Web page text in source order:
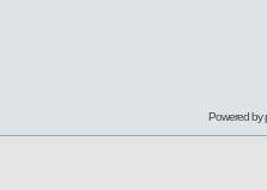
Powered by